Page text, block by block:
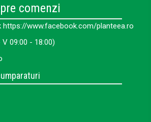
comenzi
https://www.facebook.com/planteea.ro
09:00 - 18:00)